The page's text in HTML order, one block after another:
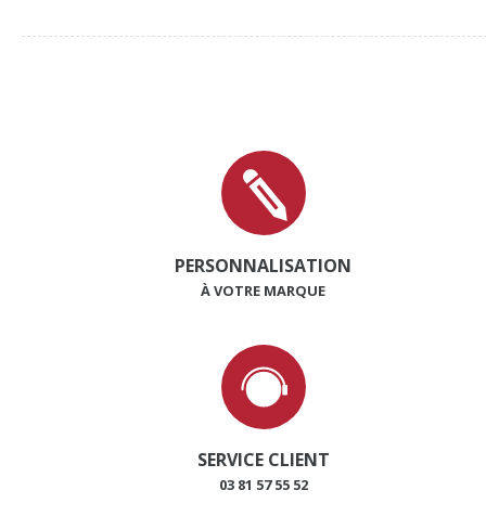
PERSONNALISATION
À VOTRE MARQUE
SERVICE CLIENT
03 81 57 55 52